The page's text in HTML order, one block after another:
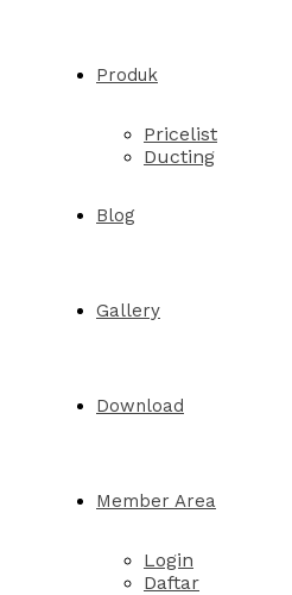
Produk
Pricelist
Ducting
Blog
Gallery
Download
Member Area
Login
Daftar